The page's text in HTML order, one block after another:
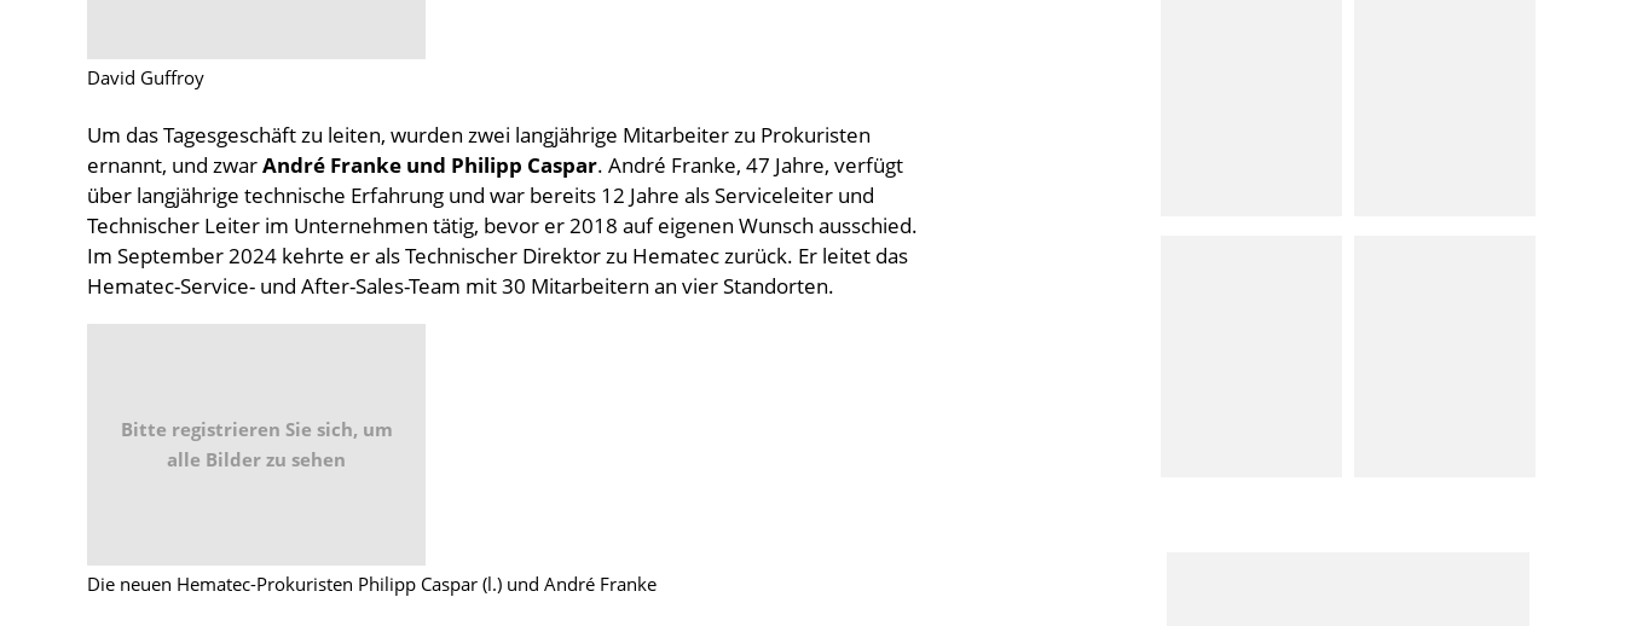
David Guffroy
Um das Tagesgeschäft zu leiten, wurden zwei langjährige Mitarbeiter zu Prokuristen
ernannt, und zwarAndré Franke und Philipp Caspar. André Franke, 47 Jahre, verfügt
über langjährige technische Erfahrung und war bereits 12 Jahre als Serviceleiter und
Technischer Leiter im Unternehmen tätig, bevor er 2018 auf eigenen Wunsch ausschied.
Im September 2024 kehrte er als Technischer Direktor zu Hematec zurück. Er leitet das
Hematec-Service- und After-Sales-Team mit 30 Mitarbeitern an vier Standorten.
Bitte registrieren Sie sich, um
alle Bilder zu sehen
Die neuen Hematec-Prokuristen Philipp Caspar (l.) und André Franke